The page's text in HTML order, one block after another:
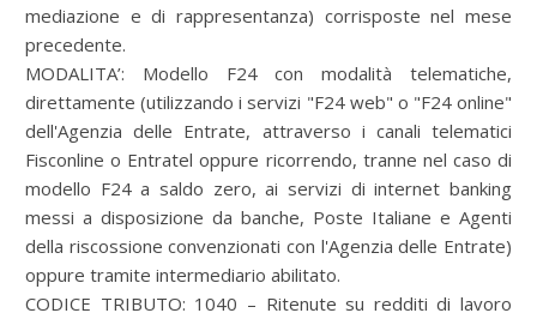
mediazione e di rappresentanza) corrisposte nel mese
precedente.
MODALITA’: Modello F24 con modalità telematiche,
direttamente (utilizzando i servizi "F24 web" o "F24 online"
dell'Agenzia delle Entrate, attraverso i canali telematici
Fisconline o Entratel oppure ricorrendo, tranne nel caso di
modello F24 a saldo zero, ai servizi di internet banking
messi a disposizione da banche, Poste Italiane e Agenti
della riscossione convenzionati con l'Agenzia delle Entrate)
oppure tramite intermediario abilitato.
CODICE TRIBUTO: 1040 – Ritenute su redditi di lavoro